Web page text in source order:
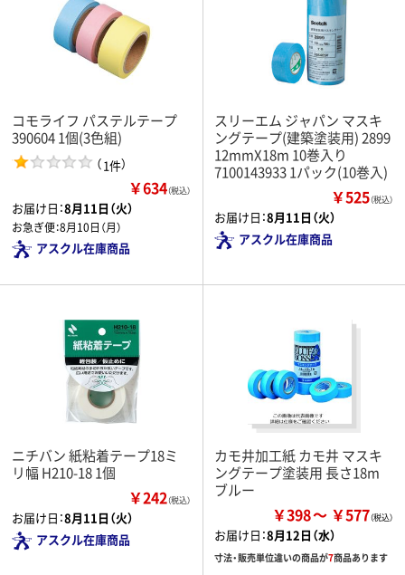
コモライフ パステルテープ
390604 1個(3色組)
（1件）
￥634（税込）
お届け日：8月11日（火）
お急ぎ便：8月10日（月）
アスクル在庫商品
スリーエム ジャパン マスキ
ングテープ(建築塗装用) 2899
12mmX18m 10巻入り
7100143933 1パック(10巻入)
￥525（税込）
お届け日：8月11日（火）
アスクル在庫商品
ニチバン 紙粘着テープ18ミ
リ幅 H210-18 1個
￥242（税込）
お届け日：8月11日（火）
アスクル在庫商品
カモ井加工紙 カモ井 マスキ
ングテープ塗装用 長さ18m
ブルー
￥398 ￥577
お届け日：8月12日（水）
寸法・販売単位違いの商品が7商品あります